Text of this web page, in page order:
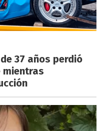
37 años perdió
mientras